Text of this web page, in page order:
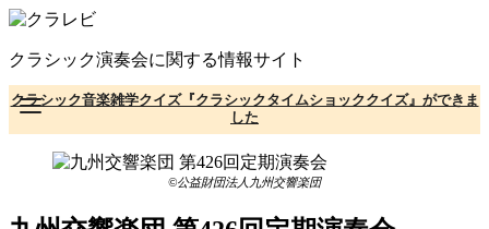
コ
テ
ン
ツ
へ
クラシック演奏会に関する情報サイト
クラシック音楽雑学クイズ『クラシックタイムショッククイズ』ができま
した
©公益財団法人九州交響楽団